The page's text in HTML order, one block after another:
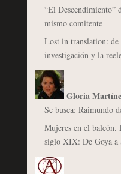
“El Descendimiento”
mismo comitente
Lost in translation:
investigación y la
Gloria
Se busca: Raimundo
Mujeres en el
siglo XIX: De Goya a